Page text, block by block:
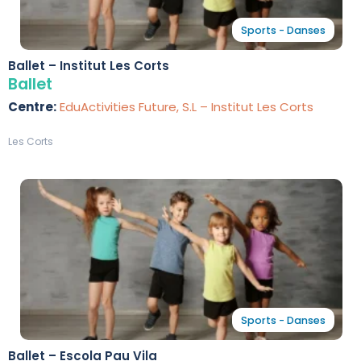
Sports - Danses
Ballet – Institut Les Corts
Ballet
Centre:EduActivities Future, S.L – Institut Les Corts
Les Corts
Sports - Danses
Ballet – Escola Pau Vila